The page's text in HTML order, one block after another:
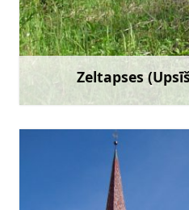
Zeltapses
Doties